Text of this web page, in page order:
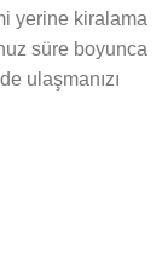
yerine kiralama
süre boyunca
ulaşmanızı